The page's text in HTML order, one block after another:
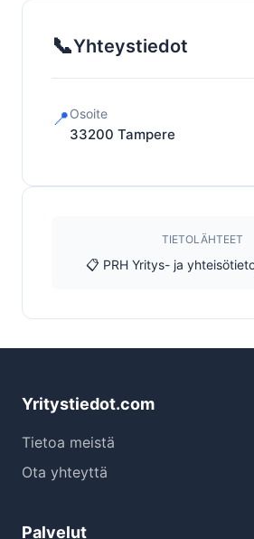
📞Yhteystiedot
📍Osoite
33200 Tampere
TIETOLÄHTEET
📋 PRH Yritys- ja
Yritystiedot.com
Tietoa meistä
Ota yhteyttä
Palvelut